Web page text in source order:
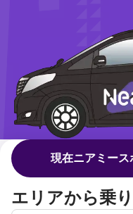
現在ニアミース
エリアから乗